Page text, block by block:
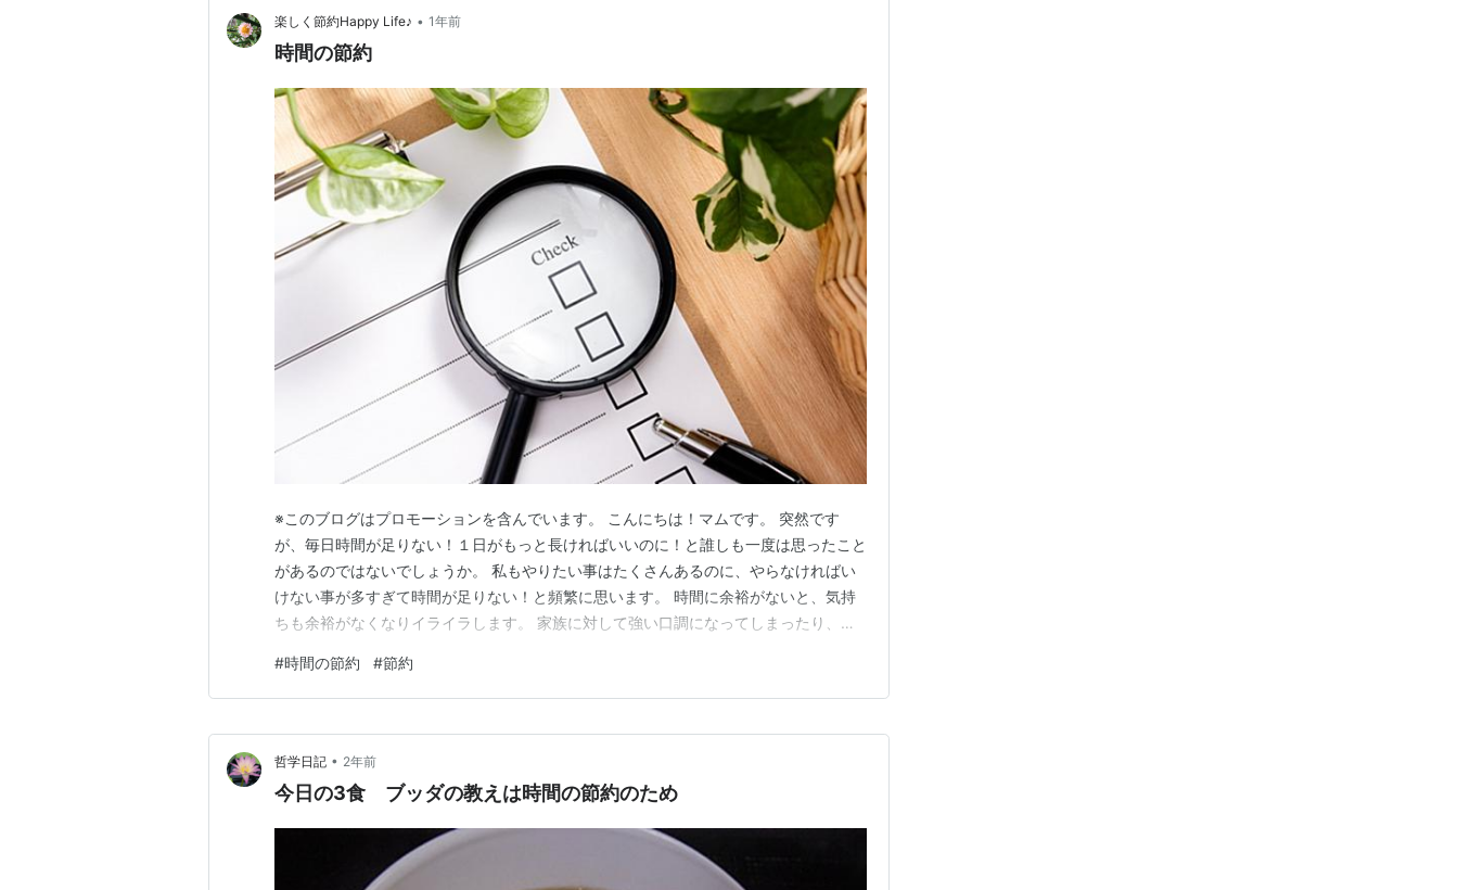
楽しく節約Happy Life♪ • 1年前
時間の節約
※このブログはプロモーションを含んでいます。 こんにちは！マムです。 突然です
が、毎日時間が足りない！１日がもっと長ければいいのに！と誰しも一度は思ったこと
があるのではないでしょうか。 私もやりたい事はたくさんあるのに、やらなければい
けない事が多すぎて時間が足りない！と頻繁に思います。 時間に余裕がないと、気持
ちも余裕がなくなりイライラします。 家族に対して強い口調になってしまったり、つ
でも心穏やかに過ごすためには、自分時間を確保することが大切だと感じます。 そこ
で私が最近意識している時間の節約方法を紹介したい…
#時間の節約 #節約
哲学日記 • 2年前
今日の3食 ブッダの教えは時間の節約のため